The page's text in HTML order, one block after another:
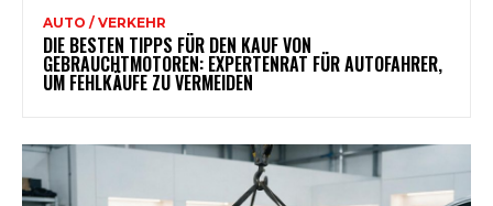
AUTO / VERKEHR
DIE BESTEN TIPPS FÜR DEN KAUF VON
GEBRAUCHTMOTOREN: EXPERTENRAT FÜR AUTOFAHRER,
UM FEHLKÄUFE ZU VERMEIDEN